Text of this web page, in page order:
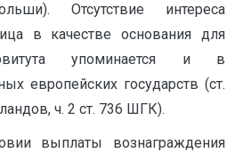
Отсутствие интереса
в качестве основания для
упоминается и в
европейских государств (ст.
ч. 2 ст. 736 ШГК).
выплаты вознаграждения